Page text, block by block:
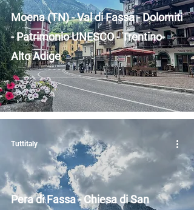
Moena (TN) - Val di Fassa - Dolomiti
- Patrimonio UNESCO - Trentino-
Alto Adige
Pera di Fassa - Chiesa di San
Tuttitaly